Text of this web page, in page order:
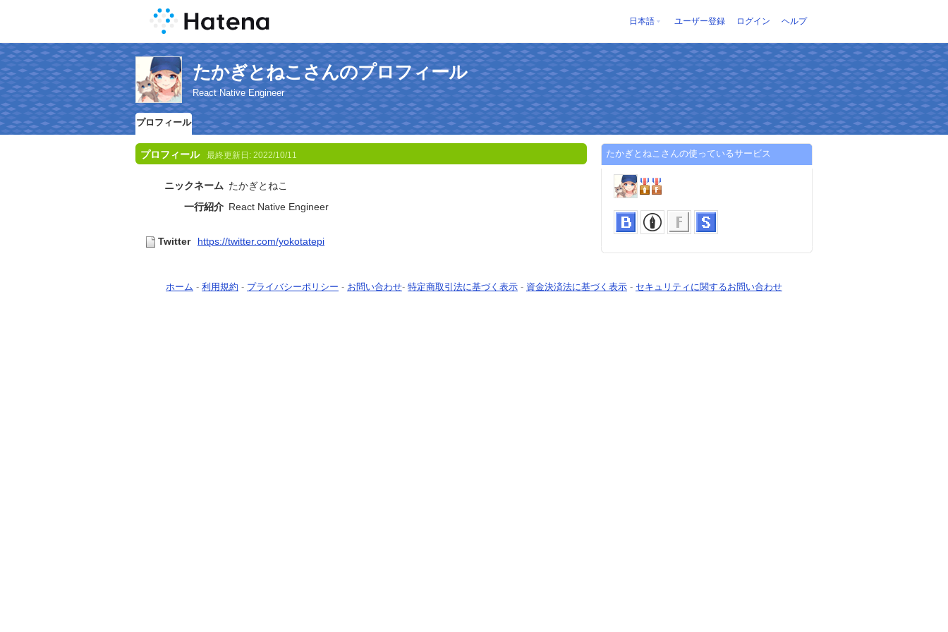
日本語 ユーザー登録 ログイン ヘルプ
たかぎとねこさんのプロフィール
React Native Engineer
プロフィール
プロフィール 最終更新日: 2022/10/11
ニックネーム たかぎとねこ
一行紹介 React Native Engineer
Twitter https://twitter.com/yokotatepi
たかぎとねこさんの使っているサービス
ホーム - 利用規約 - プライバシーポリシー - お問い合わせ- 特定商取引法に基づく表示 - 資金決済法に基づく表示 - セキュリティに関するお問い合わせ